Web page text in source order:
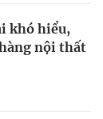
khó hiểu,
nội thất